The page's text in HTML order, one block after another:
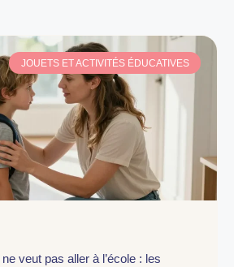
JOUETS ET ACTIVITÉS ÉDUCATIVES
veut pas aller à l’école : les